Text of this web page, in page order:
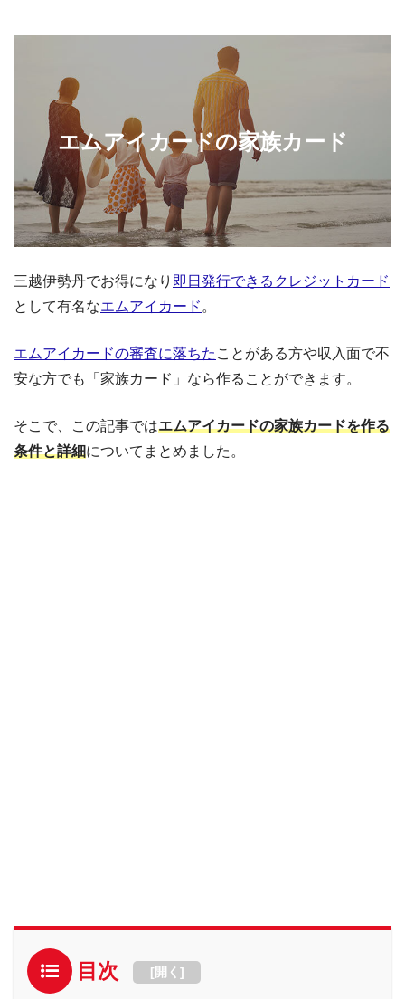
エムアイカードの家族カード
三越伊勢丹でお得になり 即日発行できるクレジットカード
として有名なエムアイカード 。
エムアイカードの審査に落ちた ことがある方や収入面で不
安な方でも「家族カード」なら作ることができます。
そこで、この記事ではエムアイカードの家族カードを作る
条件と詳細についてまとめました。
目次 [開く ]